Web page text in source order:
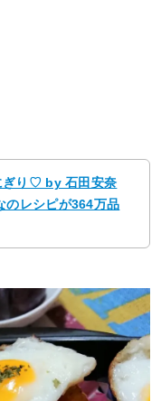
ぎり♡ by 石田安奈
のレシピが364万品